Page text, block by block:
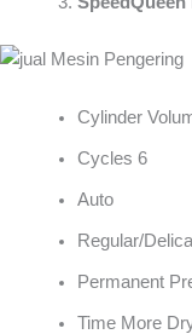
Cylinder
Cycles 6
Auto
Regular/
Permanent
Time More